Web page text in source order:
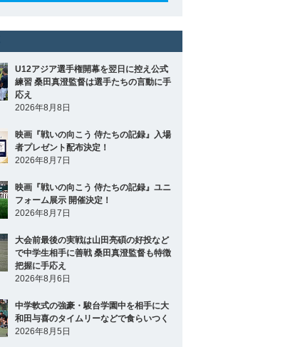
U12アジア選手権開幕を翌日に控え公式
練習 桑田真澄監督は選手たちの言動に手
応え
2026年8月8日
映画『戦いの向こう 侍たちの記録』入場
者プレゼント配布決定！
2026年8月7日
映画『戦いの向こう 侍たちの記録』ユニ
フォーム展示 開催決定！
2026年8月7日
大会前最後の実戦は山田亮碩の好投など
で中学生相手に善戦 桑田真澄監督も特徴
把握に手応え
2026年8月6日
中学軟式の強豪・駿台学園中を相手に大
和田与喜のタイムリーなどで食らいつく
2026年8月5日